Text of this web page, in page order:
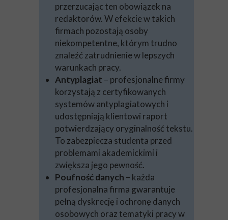
przerzucając ten obowiązek na
redaktorów. W efekcie w takich
firmach pozostają osoby
niekompetentne, którym trudno
znaleźć zatrudnienie w lepszych
warunkach pracy.
Antyplagiat – profesjonalne firmy
korzystają z certyfikowanych
systemów antyplagiatowych i
udostępniają klientowi raport
potwierdzający oryginalność tekstu.
To zabezpiecza studenta przed
problemami akademickimi i
zwiększa jego pewność.
Poufność danych – każda
profesjonalna firma gwarantuje
pełną dyskrecję i ochronę danych
osobowych oraz tematyki pracy w